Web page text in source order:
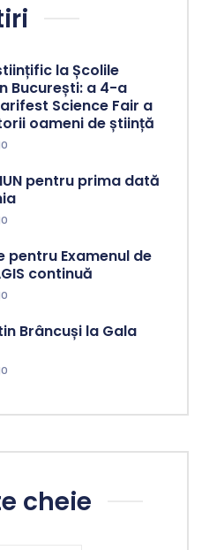
la Școlile
București: a 4-a
Science Fair a
oameni de știință
pentru prima dată
pentru Examenul de
continuă
Brâncuși la Gala
cheie